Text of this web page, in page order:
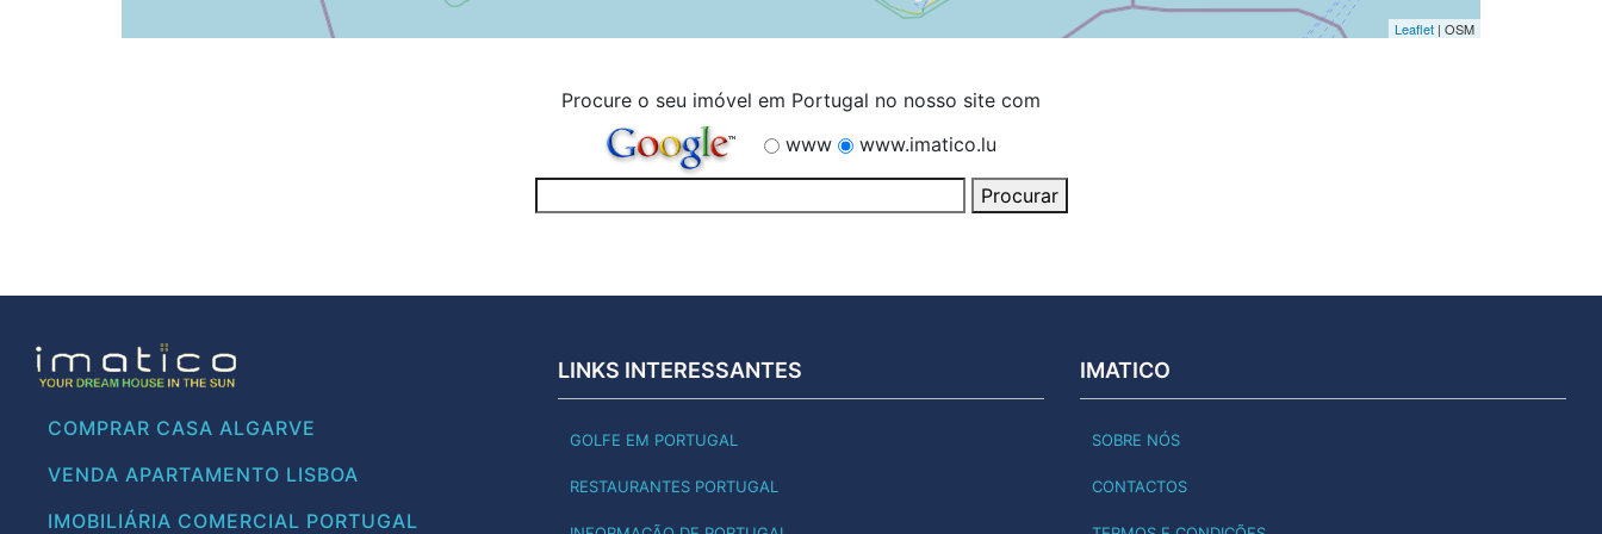
Leaflet | OSM
Procure o seu imóvel em Portugal no nosso site com
www
www.imatico.lu
COMPRAR CASA ALGARVE
VENDA APARTAMENTO LISBOA
IMOBILIÁRIA COMERCIAL PORTUGAL
LINKS INTERESSANTES
GOLFE EM PORTUGAL
RESTAURANTES PORTUGAL
IMATICO
SOBRE NÓS
CONTACTOS